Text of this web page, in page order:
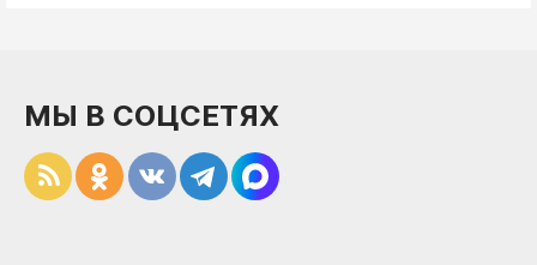
МЫ В СОЦСЕТЯХ